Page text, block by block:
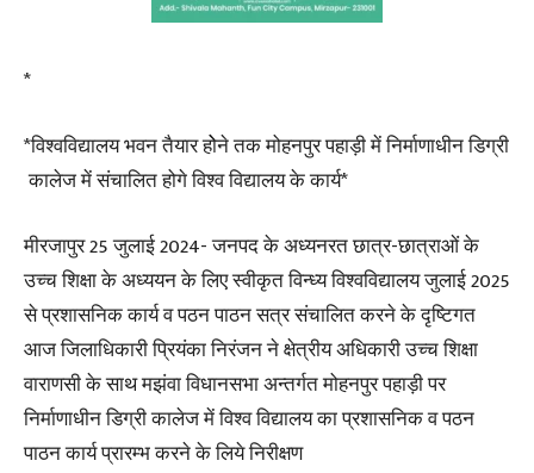
*
*विश्वविद्यालय भवन तैयार होेने तक मोहनपुर पहाड़ी में निर्माणाधीन डिग्री
कालेज में संचालित होगे विश्व विद्यालय के कार्य*
मीरजापुर 25 जुलाई 2024- जनपद के अध्यनरत छात्र-छात्राओं के
उच्च शिक्षा के अध्ययन के लिए स्वीकृत विन्ध्य विश्वविद्यालय जुलाई 2025
से प्रशासनिक कार्य व पठन पाठन सत्र संचालित करने के दृष्टिगत
आज जिलाधिकारी प्रियंका निरंजन ने क्षेत्रीय अधिकारी उच्च शिक्षा
वाराणसी के साथ मझंवा विधानसभा अन्तर्गत मोहनपुर पहाड़ी पर
निर्माणाधीन डिग्री कालेज में विश्व विद्यालय का प्रशासनिक व पठन
पाठन कार्य प्रारम्भ करने के लिये निरीक्षण